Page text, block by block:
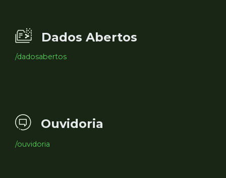
Dados Abertos
/dadosabertos
Ouvidoria
/ouvidoria